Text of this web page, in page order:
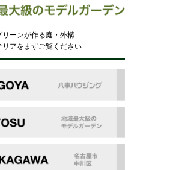
リーンが作る庭・外構
リアをまずご覧ください